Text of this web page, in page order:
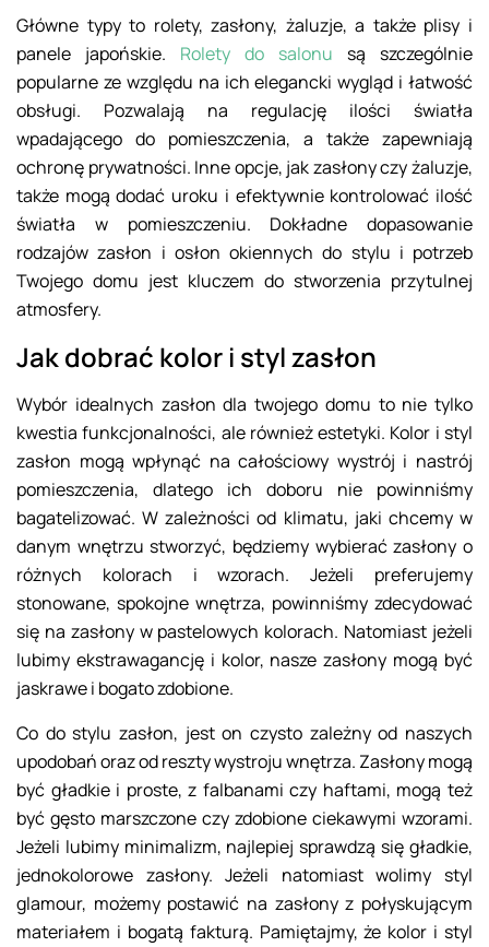
Główne typy to rolety, zasłony, żaluzje, a także plisy i
panele japońskie. Rolety do salonu są szczególnie
popularne ze względu na ich elegancki wygląd i łatwość
obsługi. Pozwalają na regulację ilości światła
wpadającego do pomieszczenia, a także zapewniają
ochronę prywatności. Inne opcje, jak zasłony czy żaluzje,
także mogą dodać uroku i efektywnie kontrolować ilość
światła w pomieszczeniu. Dokładne dopasowanie
rodzajów zasłon i osłon okiennych do stylu i potrzeb
Twojego domu jest kluczem do stworzenia przytulnej
atmosfery.
Jak dobrać kolor i styl zasłon
Wybór idealnych zasłon dla twojego domu to nie tylko
kwestia funkcjonalności, ale również estetyki. Kolor i styl
zasłon mogą wpłynąć na całościowy wystrój i nastrój
pomieszczenia, dlatego ich doboru nie powinniśmy
bagatelizować. W zależności od klimatu, jaki chcemy w
danym wnętrzu stworzyć, będziemy wybierać zasłony o
różnych kolorach i wzorach. Jeżeli preferujemy
stonowane, spokojne wnętrza, powinniśmy zdecydować
się na zasłony w pastelowych kolorach. Natomiast jeżeli
lubimy ekstrawagancję i kolor, nasze zasłony mogą być
jaskrawe i bogato zdobione.
Co do stylu zasłon, jest on czysto zależny od naszych
upodobań oraz od reszty wystroju wnętrza. Zasłony mogą
być gładkie i proste, z falbanami czy haftami, mogą też
być gęsto marszczone czy zdobione ciekawymi wzorami.
Jeżeli lubimy minimalizm, najlepiej sprawdzą się gładkie,
jednokolorowe zasłony. Jeżeli natomiast wolimy styl
glamour, możemy postawić na zasłony z połyskującym
materiałem i bogatą fakturą. Pamiętajmy, że kolor i styl